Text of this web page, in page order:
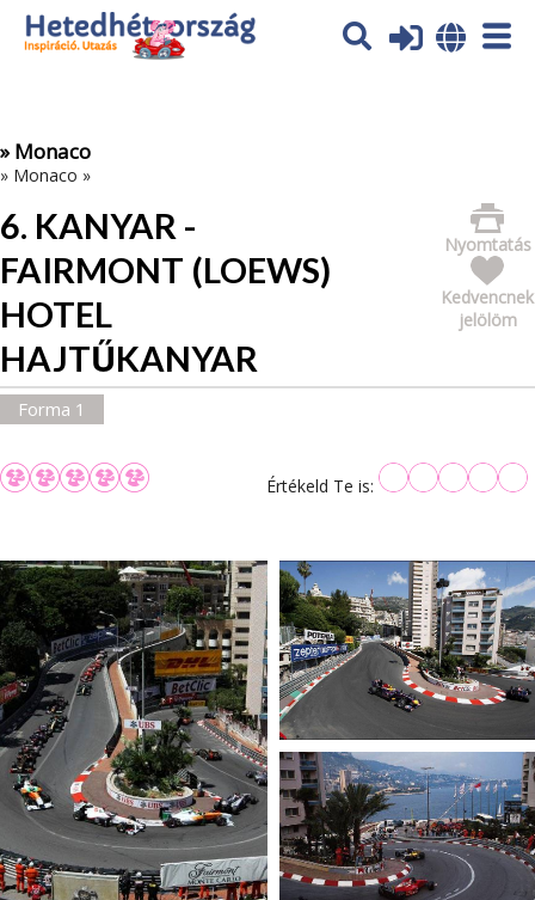
Az oldal sütiket (cookies) használ. További tájékoztatás itt:
Adatvédelmi tájékoztató
» Monaco
» Monaco »
6. KANYAR -
FAIRMONT (LOEWS)
HOTEL
HAJTŰKANYAR
Nyomtatás
Kedvencnek
jelölöm
Forma 1
Értékeld Te is: